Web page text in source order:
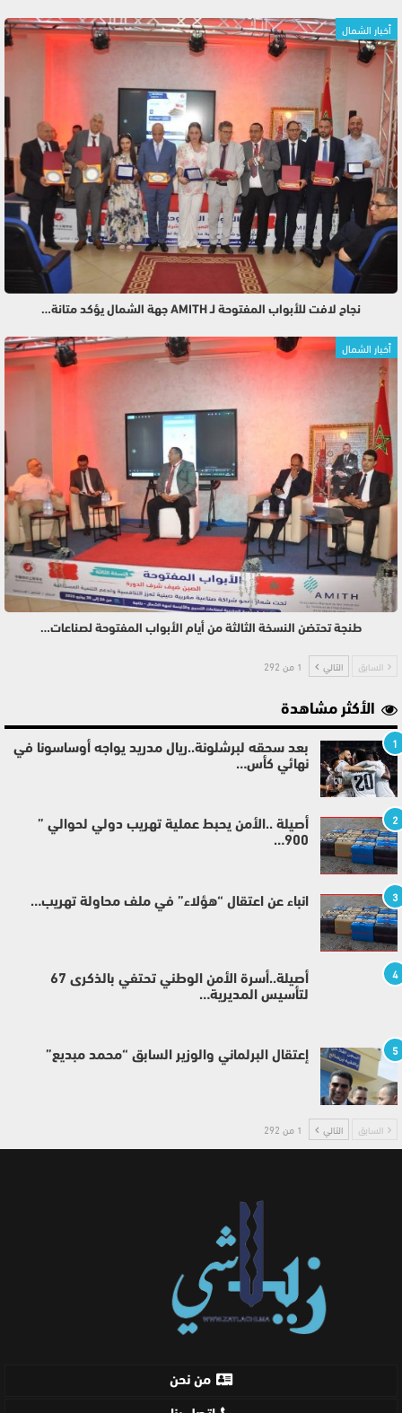
أخبار الشمال
نجاح لافت للأبواب المفتوحة لـ AMITH جهة الشمال يؤكد متانة…
أخبار الشمال
طنجة تحتضن النسخة الثالثة من أيام الأبواب المفتوحة لصناعات…
السابق التالي 1 من 292
الأكثر مشاهدة
1
بعد سحقه لبرشلونة..ريال مدريد يواجه أوساسونا في
نهائي كأس…
2
أصيلة ..الأمن يحبط عملية تهريب دولي لحوالي ”
900…
3 انباء عن اعتقال “هؤلاء” في ملف محاولة تهريب…
4
أصيلة..أسرة الأمن الوطني تحتفي بالذكرى 67
لتأسيس المديرية…
5 إعتقال البرلماني والوزير السابق “محمد مبديع”
السابق التالي 1 من 292
من نحن